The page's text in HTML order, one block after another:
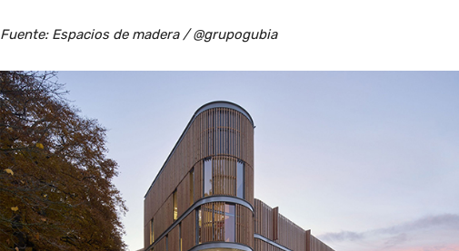
Fuente: Espacios de madera / @grupogubia